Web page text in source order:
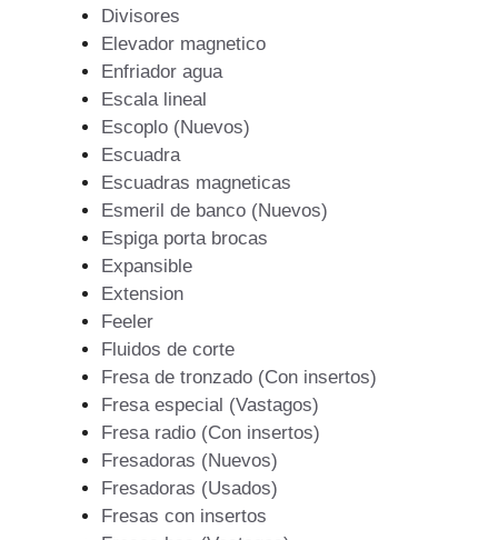
Divisores
Elevador magnetico
Enfriador agua
Escala lineal
Escoplo (Nuevos)
Escuadra
Escuadras magneticas
Esmeril de banco (Nuevos)
Espiga porta brocas
Expansible
Extension
Feeler
Fluidos de corte
Fresa de tronzado (Con insertos)
Fresa especial (Vastagos)
Fresa radio (Con insertos)
Fresadoras (Nuevos)
Fresadoras (Usados)
Fresas con insertos